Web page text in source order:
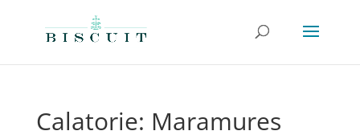
Calatorie: Maramures